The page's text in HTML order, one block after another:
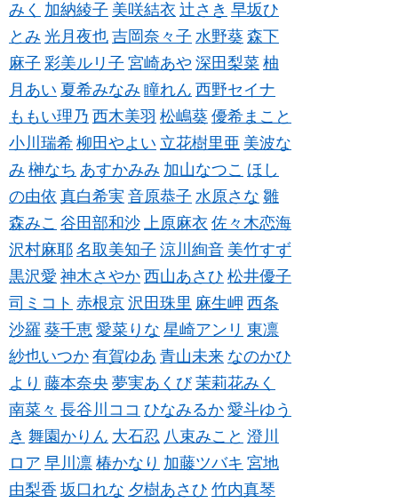
みく 加納綾子 美咲結衣 辻さき 早坂ひ
とみ 光月夜也 吉岡奈々子 水野葵 森下
麻子 彩美ルリ子 宮崎あや 深田梨菜 柚
月あい 夏希みなみ 瞳れん 西野セイナ
ももい理乃 西木美羽 松嶋葵 優希まこと
小川瑞希 柳田やよい 立花樹里亜 美波な
み 榊なち あすかみみ 加山なつこ ほし
の由依 真白希実 音原恭子 水原さな 雛
森みこ 谷田部和沙 上原麻衣 佐々木恋海
沢村麻耶 名取美知子 涼川絢音 美竹すず
黒沢愛 神木さやか 西山あさひ 松井優子
司ミコト 赤根京 沢田珠里 麻生岬 西条
沙羅 葵千恵 愛菜りな 星崎アンリ 東凛
紗也いつか 有賀ゆあ 青山未来 なのかひ
より 藤本奈央 夢実あくび 茉莉花みく
南菜々 長谷川ココ ひなみるか 愛斗ゆう
き 舞園かりん 大石忍 八束みこと 澄川
ロア 早川凛 椿かなり 加藤ツバキ 宮地
由梨香 坂口れな 夕樹あさひ 竹内真琴